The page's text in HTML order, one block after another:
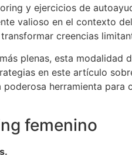
y ejercicios de
valioso en el contexto
creencias
plenas, esta
en este artículo
herramienta
femenino